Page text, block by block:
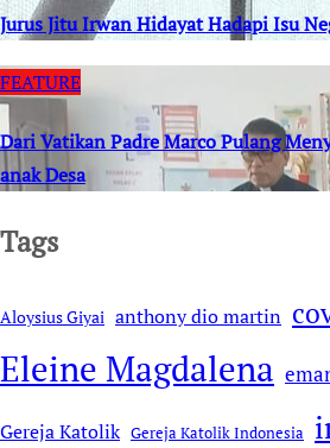
Jurus Jitu Irwan Hidayat Hadapi Isu
FEATURE
Dari Vatikan Padre Marco Pulang
anak Desa
Tags
Aloysius Giyai anthony dio martin
Eleine Magdalena
Gereja Katolik Gereja Katolik Indonesia